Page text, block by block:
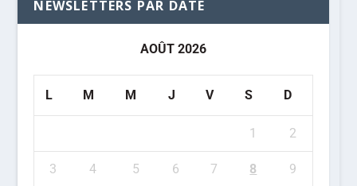
NEWSLETTERS PAR DATE
AOÛT 2026
L M M J V S D
1 2
3 4 5 6 7 8 9